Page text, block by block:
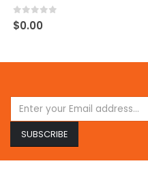
0 out of 5
$0.00